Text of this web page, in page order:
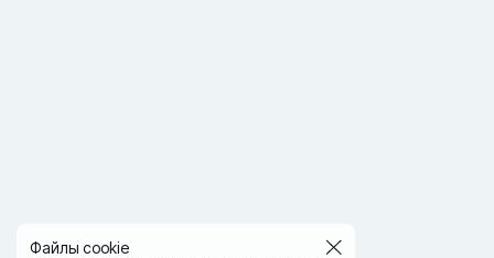
Файлы cookie